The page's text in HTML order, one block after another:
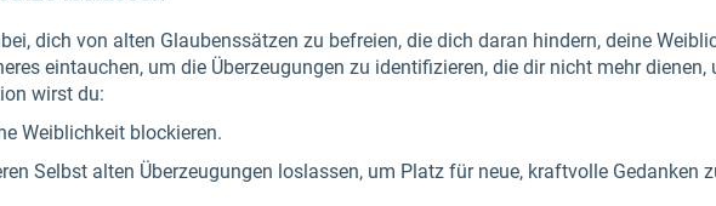
dich von alten Glaubenssätzen zu befreien, die dich daran hindern, deine
eintauchen, um die Überzeugungen zu identifizieren, die dir nicht mehr dienen,
wirst du:
Weiblichkeit blockieren.
Selbst alten Überzeugungen loslassen, um Platz für neue, kraftvolle Gedanken